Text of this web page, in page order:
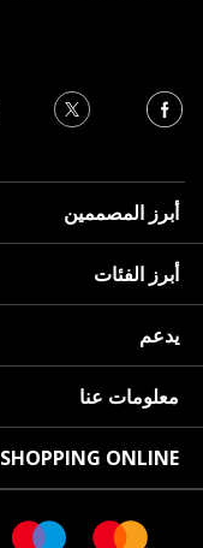
أبرز المصممين
أبرز الفئات
يدعم
معلومات عنا
SHOPPING ONLINE